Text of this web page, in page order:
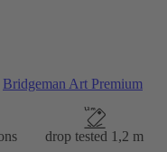
Bridgeman Art Premium
drop tested 1,2 m